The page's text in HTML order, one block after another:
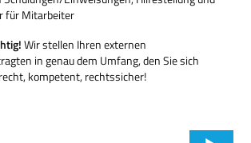
für Mitarbeiter
Wir stellen Ihren externen
in genau dem Umfang, den Sie sich
kompetent, rechtssicher!